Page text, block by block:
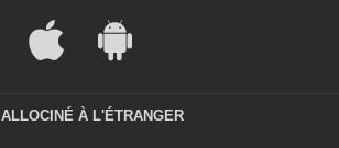
ALLOCINÉ À L'ÉTRANGER